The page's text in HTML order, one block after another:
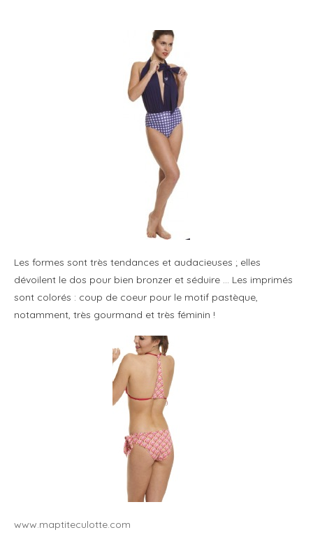
Les formes sont très tendances et audacieuses ; elles
dévoilent le dos pour bien bronzer et séduire … Les imprimés
sont colorés : coup de coeur pour le motif pastèque,
notamment, très gourmand et très féminin !
www.maptiteculotte.com